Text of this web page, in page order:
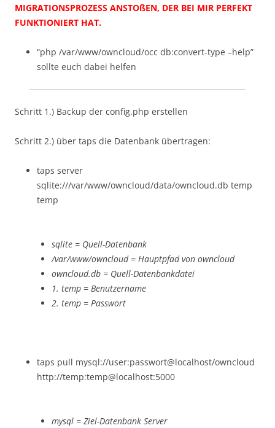
MIGRATIONSPROZESS ANSTOßEN, DER BEI MIR PERFEKT
FUNKTIONIERT HAT.
“php /var/www/owncloud/occ db:convert-type –help”
sollte euch dabei helfen
Schritt 1.) Backup der config.php erstellen
Schritt 2.) über taps die Datenbank übertragen:
taps server
sqlite:///var/www/owncloud/data/owncloud.db temp
temp
sqlite = Quell-Datenbank
/var/www/owncloud = Hauptpfad von owncloud
owncloud.db = Quell-Datenbankdatei
1. temp = Benutzername
2. temp = Passwort
taps pull mysql://user:passwort@localhost/owncloud
http://temp:temp@localhost:5000
mysql = Ziel-Datenbank Server